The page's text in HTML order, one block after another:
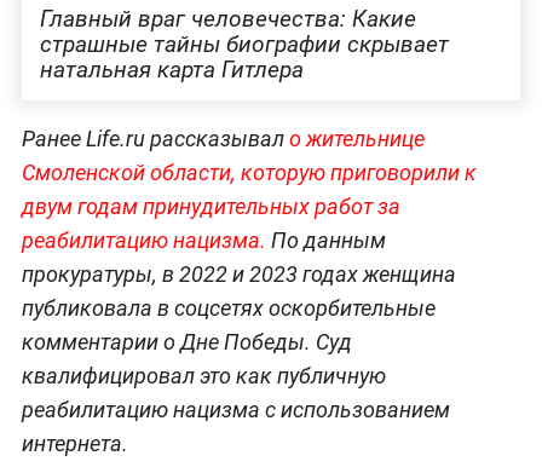
Главный враг человечества: Какие
страшные тайны биографии скрывает
натальная карта Гитлера
Ранее Life.ru рассказывало жительнице
Смоленской области, которую приговорили к
двум годам принудительных работ за
реабилитацию нацизма. По данным
прокуратуры, в 2022 и 2023 годах женщина
публиковала в соцсетях оскорбительные
комментарии о Дне Победы. Суд
квалифицировал это как публичную
реабилитацию нацизма с использованием
интернета.